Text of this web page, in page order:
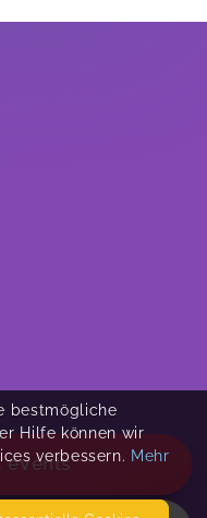
events
bestmögliche
Hilfe können wir
verbessern. Mehr